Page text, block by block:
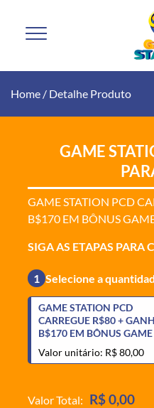
Home / Detalhe Produto
GAME
GAME STATION PCD
B$170 EM BÔNUS
SIGA AS ETAPAS PARA
1 Selecione a
GAME STATION PCD
CARREGUE R$80 +
B$170 EM BÔNUS GAME
Valor unitário: R$ 80,00
Valor Total: R$ 0,00